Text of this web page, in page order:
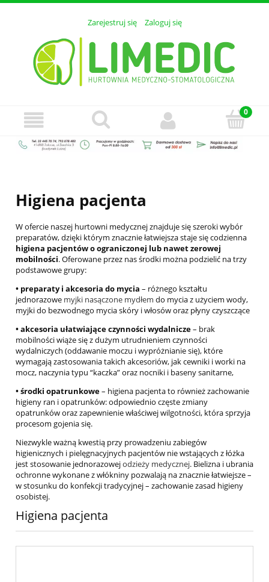
Zarejestruj się Zaloguj się
Higiena pacjenta
W ofercie naszej hurtowni medycznej znajduje się szeroki wybór
preparatów, dzięki którym znacznie łatwiejsza staje się codzienna
higiena pacjentów o ograniczonej lub nawet zerowej
mobilności. Oferowane przez nas środki można podzielić na trzy
podstawowe grupy:
• preparaty i akcesoria do mycia – różnego kształtu
jednorazowe myjki nasączone mydłem do mycia z użyciem wody,
myjki do bezwodnego mycia skóry i włosów oraz płyny czyszczące
• akcesoria ułatwiające czynności wydalnicze– brak
mobilności wiąże się z dużym utrudnieniem czynności
wydalniczych (oddawanie moczu i wypróżnianie się), które
wymagają zastosowania takich akcesoriów, jak cewniki i worki na
mocz, naczynia typu “kaczka” oraz nocniki i baseny sanitarne,
• środki opatrunkowe– higiena pacjenta to również zachowanie
higieny ran i opatrunków: odpowiednio częste zmiany
opatrunków oraz zapewnienie właściwej wilgotności, która sprzyja
procesom gojenia się.
Niezwykle ważną kwestią przy prowadzeniu zabiegów
higienicznych i pielęgnacyjnych pacjentów nie wstających z łóżka
jest stosowanie jednorazowejodzieży medycznej. Bielizna i ubrania
ochronne wykonane z włókniny pozwalają na znacznie łatwiejsze –
w stosunku do konfekcji tradycyjnej – zachowanie zasad higieny
osobistej.
Higiena pacjenta